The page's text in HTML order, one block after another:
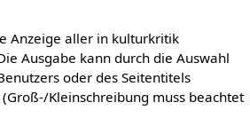
Anzeige aller in kulturkritik
Ausgabe kann durch die Auswahl
oder des Seitentitels
Kleinschreibung muss beachtet